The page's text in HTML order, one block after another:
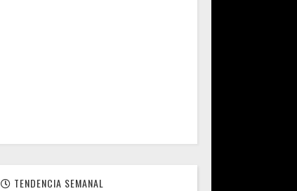
TENDENCIA SEMANAL